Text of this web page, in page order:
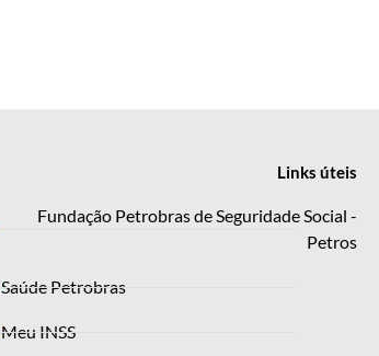
Links úteis
Fundação Petrobras de Seguridade Social -
Petros
Saúde Petrobras
Meu INSS